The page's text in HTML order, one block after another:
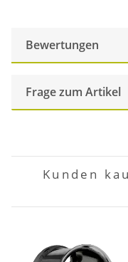
Bewertungen
Frage zum Artikel
Kunden